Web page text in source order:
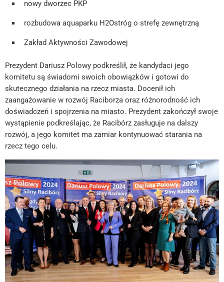
nowy dworzec PKP
rozbudowa aquaparku H2Ostróg o strefę zewnętrzną
Zakład Aktywności Zawodowej
Prezydent Dariusz Polowy podkreślił, że kandydaci jego
komitetu są świadomi swoich obowiązków i gotowi do
skutecznego działania na rzecz miasta. Docenił ich
zaangażowanie w rozwój Raciborza oraz różnorodność ich
doświadczeń i spojrzenia na miasto. Prezydent zakończył swoje
wystąpienie podkreślając, że Racibórz zasługuje na dalszy
rozwój, a jego komitet ma zamiar kontynuować starania na
rzecz tego celu.